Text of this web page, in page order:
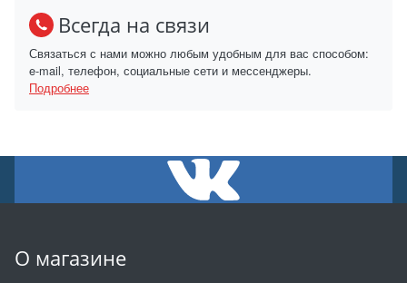
Всегда на связи
Связаться с нами можно любым удобным для вас способом:
e-mail, телефон, социальные сети и мессенджеры.
Подробнее
О магазине